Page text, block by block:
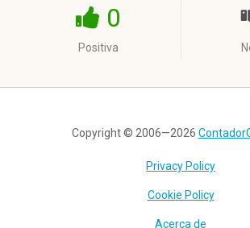
0
Positiva
Copyright © 2006—2026
Privacy Policy
Cookie Policy
Acerca de